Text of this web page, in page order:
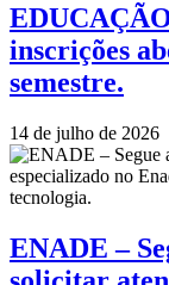
inscrições
semestre.
14 de julho de 2026
ENADE –